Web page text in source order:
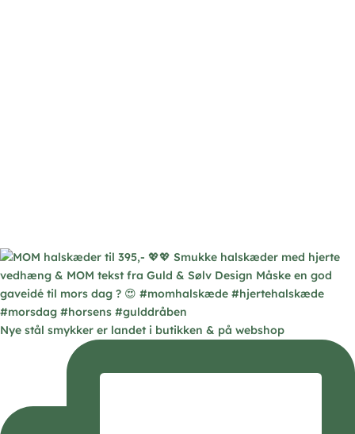
Nye stål smykker er landet i butikken & på webshop